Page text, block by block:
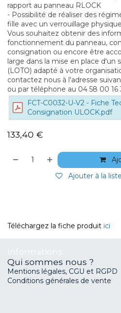
rapport au panneau RLOCK
- Possibilité de réaliser des
fille avec un verrouillage
Vous souhaitez obtenir des
fonctionnement du panneau,
consignation ou encore être
large dans la mise en place d'un
(LOTO) adapté à votre
contactez nous à l'adresse
ou par téléphone au 04 58 00 16
FCT-C0032-U-V2 - Fiche
Consignation ULOCK.pdf
133,40 €
Ajouter à la
Téléchargez la fiche produit ici
Qui sommes nous ?
Mentions légales, CGU et RGPD
Conditions générales de vente